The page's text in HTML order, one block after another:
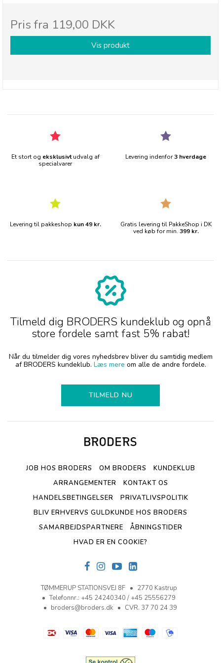
Pris fra 119,00 DKK
Vis produkt
Et stort og eksklusivtudvalg af
specialvarer
Levering indenfor3 hverdage
Levering til pakkeshop kun 49 kr.
Gratis levering til PakkeShop i DK
ved køb for min. 399 kr.
Tilmeld dig BRODERS kundeklub og opnå
store fordele samt fast 5% rabat!
Når du tilmelder dig vores nyhedsbrev bliver du samtidig medlem
af BRODERS kundeklub. Læs mere om alle de andre fordele.
TILMELD NU
JOB HOS BRODERS OM BRODERS
KUNDEKLUB
ARRANGEMENTER
KONTAKT OS
HANDELSBETINGELSER
PRIVATLIVSPOLITIK
BLIV ERHVERVS GULDKUNDE HOS BRODERS
SAMARBEJDSPARTNERE
ÅBNINGSTIDER
HVAD ER EN COOKIE?
TØMMERUP STATIONSVEJ 8F
2770 Kastrup
Telefonnr.: +45 24240340 / +45 25556279
broders@broders.dk
CVR. 37 70 24 39